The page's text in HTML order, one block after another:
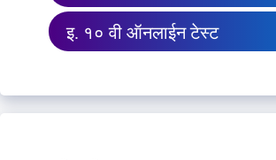
इ. १० वी ऑनलाईन टेस्ट